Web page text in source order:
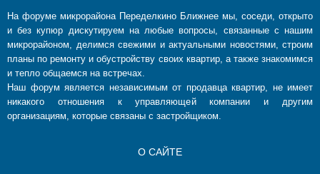
На форуме микрорайона Переделкино Ближнее мы, соседи, открыто
и без купюр дискутируем на любые вопросы, связанные с нашим
микрорайоном, делимся свежими и актуальными новостями, строим
планы по ремонту и обустройству своих квартир, а также знакомимся
и тепло общаемся на встречах.
Наш форум является независимым от продавца квартир, не имеет
никакого отношения к управляющей компании и другим
организациям, которые связаны с застройщиком.
О САЙТЕ